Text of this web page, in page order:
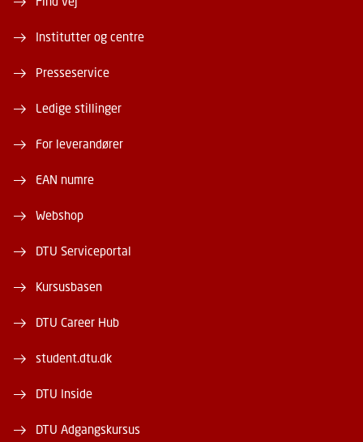
Institutter og centre
Presseservice
Ledige stillinger
For leverandører
EAN numre
Webshop
DTU Serviceportal
Kursusbasen
DTU Career Hub
student.dtu.dk
DTU Inside
DTU Adgangskursus